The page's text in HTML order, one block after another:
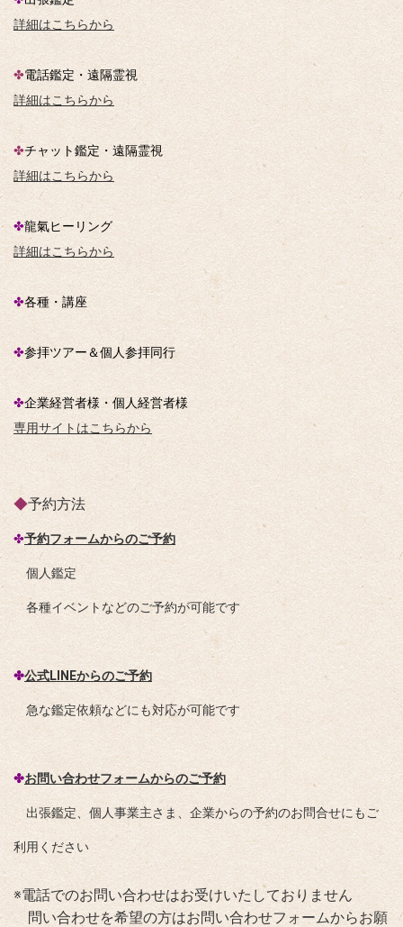
詳細はこちらから
✤電話鑑定・遠隔霊視
詳細はこちらから
✤チャット鑑定・遠隔霊視
詳細はこちらから
✤龍氣ヒーリング
詳細はこちらから
✤各種・講座
✤参拝ツアー＆個人参拝同行
✤企業経営者様・個人経営者様
専用サイトはこちらから
◆予約方法
✤予約フォームからのご予約
個人鑑定
各種イベントなどのご予約が可能です
✤公式LINEからのご予約
急な鑑定依頼などにも対応が可能です
✤お問い合わせフォームからのご予約
出張鑑定、個人事業主さま、企業からの予約のお問合せにもご
利用ください
※電話でのお問い合わせはお受けいたしておりません
問い合わせを希望の方はお問い合わせフォームからお願